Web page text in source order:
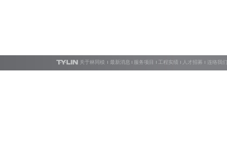
关于林同棪 最新消息 服务项目 工程实绩 人才招募 连络我